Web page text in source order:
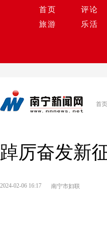
首页 评论
旅游
乐活
首页
踔厉奋发新
2024-02-06 16:17 南宁市妇联